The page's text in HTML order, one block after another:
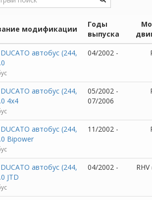
модификации
Годы
выпуска
автобус (244,
04/2002 -
автобус (244,
4x4
05/2002 -
07/2006
автобус (244,
Bipower
11/2002 -
автобус (244,
JTD
04/2002 -